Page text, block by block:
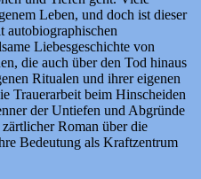
Leben, und doch ist dieser
autobiographischen
Liebesgeschichte von
die auch über den Tod hinaus
Ritualen und ihrer eigenen
Trauerarbeit beim Hinscheiden
der Untiefen und Abgründe
Roman über die
Bedeutung als Kraftzentrum